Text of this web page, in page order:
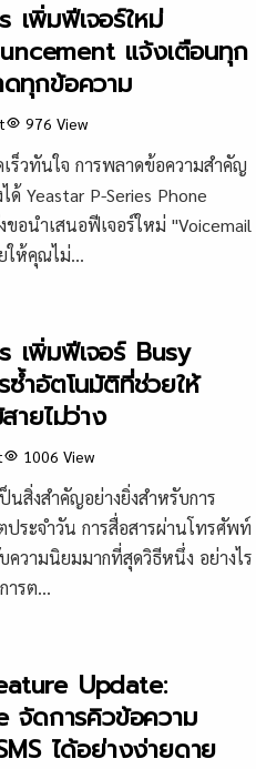
เพิ่มฟีเจอร์ใหม่
แจ้งเตือนทุก
ทุกข้อความ
976 View
ร็วทันใจ การพลาดข้อความสำคัญ
Yeastar P-Series Phone
อนำเสนอฟีเจอร์ใหม่ "Voicemail
ให้คุณไม่...
เพิ่มฟีเจอร์ Busy
ำอัตโนมัติที่ช่วยให้
ายไม่ว่าง
1006 View
นสิ่งสำคัญอย่างยิ่งสำหรับการ
ระจำวัน การสื่อสารผ่านโทรศัพท์
ความนิยมมากที่สุดวิธีหนึ่ง อย่างไร
ารต...
Update:
จัดการคิวข้อความ
ได้อย่างง่ายดาย